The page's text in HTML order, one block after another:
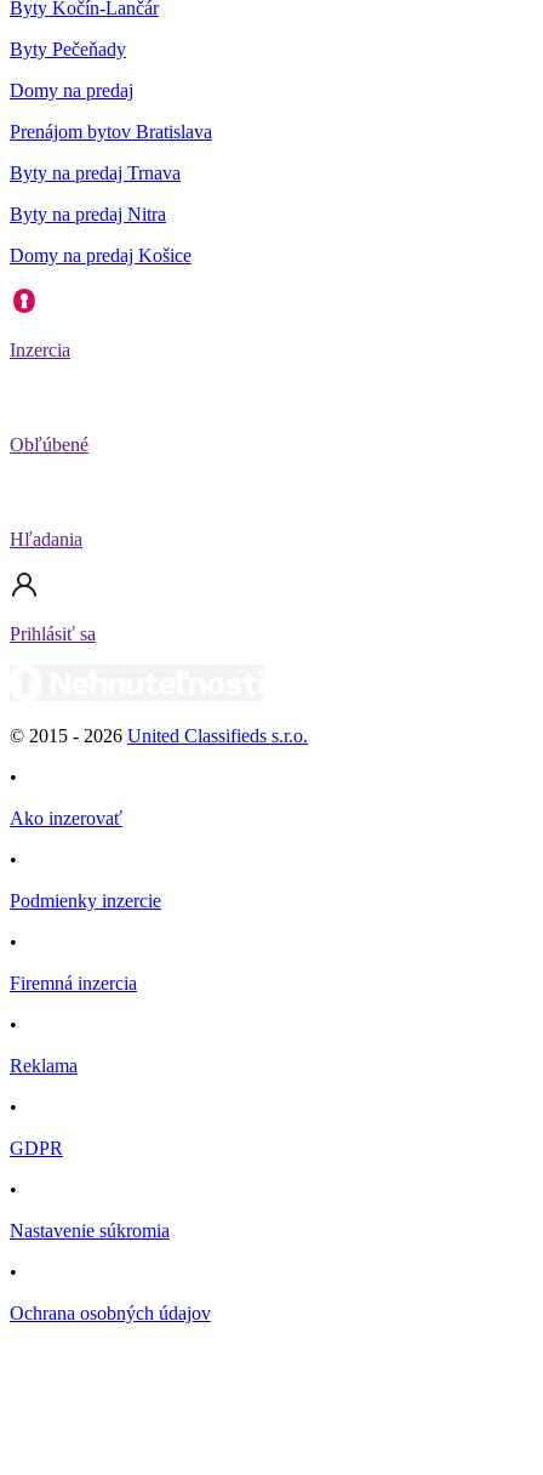
Byty Kočín-Lančár
Byty Pečeňady
Domy na predaj
Prenájom bytov Bratislava
Byty na predaj Trnava
Byty na predaj Nitra
Domy na predaj Košice
Inzercia
Obľúbené
Hľadania
Prihlásiť sa
© 2015 - 2026 United Classifieds s.r.o.
•
Ako inzerovať
•
Podmienky inzercie
•
Firemná inzercia
•
Reklama
•
GDPR
•
Nastavenie súkromia
•
Ochrana osobných údajov